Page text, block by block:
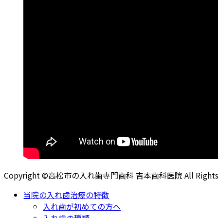
Copyright ©高松市の入れ歯専門歯科 吉本歯科医院 All
当院の入れ歯治療の特徴
入れ歯が初めての方へ